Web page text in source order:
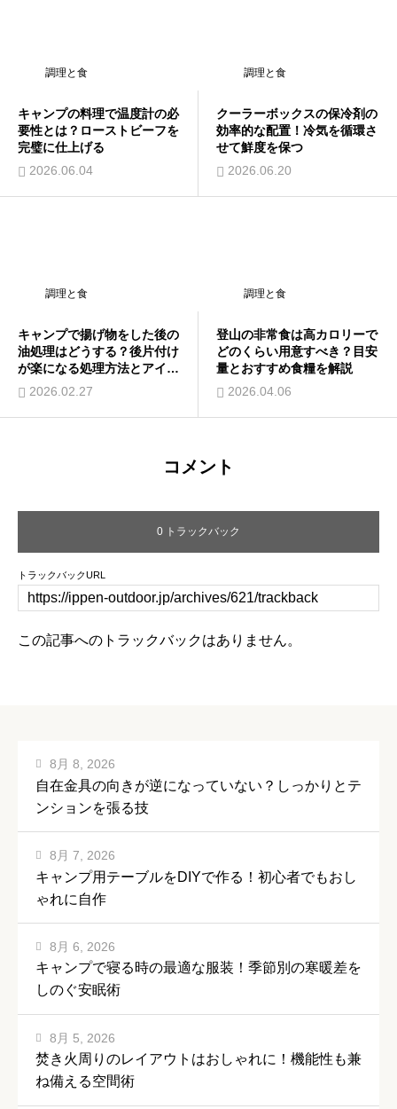
調理と食
キャンプの料理で温度計の必
要性とは？ローストビーフを
完璧に仕上げる
2026.06.04
調理と食
クーラーボックスの保冷剤の
効率的な配置！冷気を循環さ
せて鮮度を保つ
2026.06.20
調理と食
キャンプで揚げ物をした後の
油処理はどうする？後片付け
が楽になる処理方法とアイデ
アを紹介
2026.02.27
調理と食
登山の非常食は高カロリーで
どのくらい用意すべき？目安
量とおすすめ食糧を解説
2026.04.06
コメント
0 トラックバック
トラックバックURL
この記事へのトラックバックはありません。
自在金具の向きが逆になっていない？しっかりとテ
ンションを張る技
8月 8, 2026
キャンプ用テーブルをDIYで作る！初心者でもおし
ゃれに自作
8月 7, 2026
キャンプで寝る時の最適な服装！季節別の寒暖差を
しのぐ安眠術
8月 6, 2026
焚き火周りのレイアウトはおしゃれに！機能性も兼
ね備える空間術
8月 5, 2026